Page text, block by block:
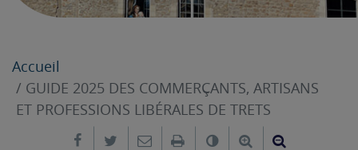
Accueil
GUIDE 2025 DES COMMERÇANTS, ARTISANS
ET PROFESSIONS LIBÉRALES DE TRETS
Partager sur Facebook
Partager sur Twitter
Envoyer par e-mail
ImprimerChanger leAgrandir le